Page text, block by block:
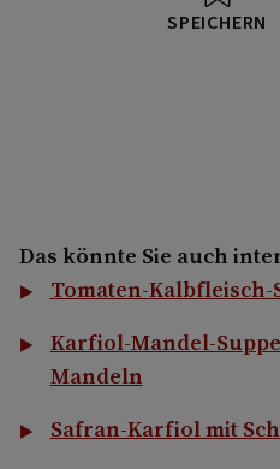
SPEICHERN
Das könnte Sie auch
Tomaten-
Karfiol-Mandel-
Mandeln
Safran-Karfiol mit